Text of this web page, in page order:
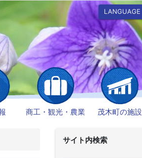
LANGUAGE
商工・観光・農業 茂木町の施設
サイト内検索